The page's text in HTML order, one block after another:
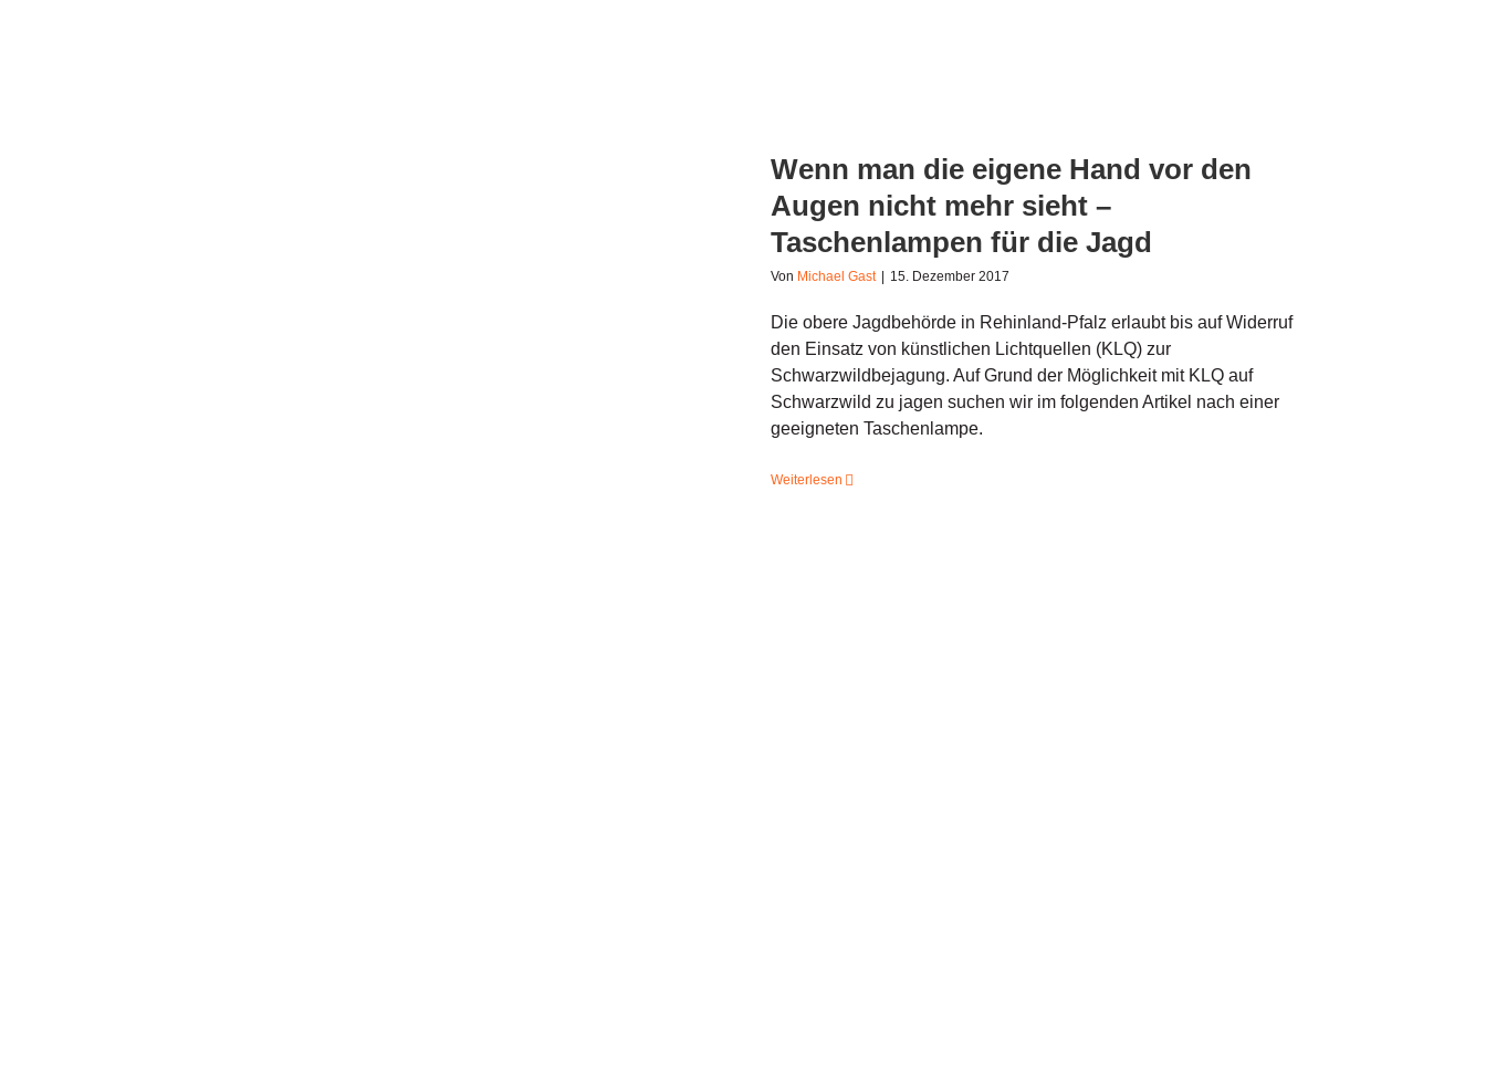
Wenn man die eigene Hand vor den
Augen nicht mehr sieht –
Taschenlampen für die Jagd
Von Michael Gast 15. Dezember 2017
Die obere Jagdbehörde in Rehinland-Pfalz erlaubt bis auf Widerruf
den Einsatz von künstlichen Lichtquellen (KLQ) zur
Schwarzwildbejagung. Auf Grund der Möglichkeit mit KLQ auf
Schwarzwild zu jagen suchen wir im folgenden Artikel nach einer
geeigneten Taschenlampe.
Weiterlesen